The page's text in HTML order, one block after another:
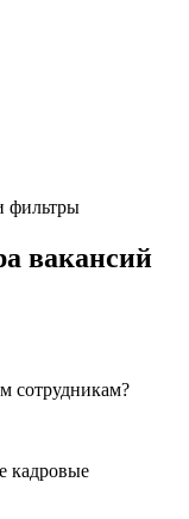
фильтры
вакансий
сотрудникам?
кадровые